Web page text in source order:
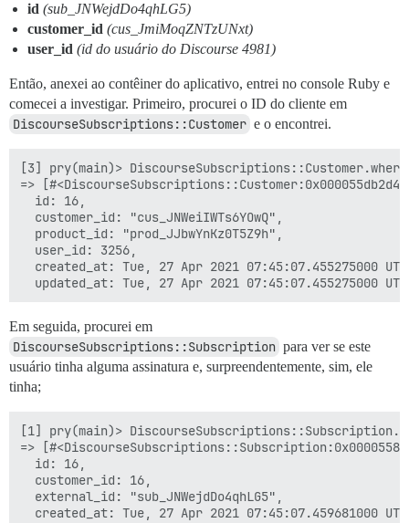
id (sub_JNWejdDo4qhLG5)
customer_id (cus_JmiMoqZNTzUNxt)
user_id (id do usuário do Discourse 4981)
Então, anexei ao contêiner do aplicativo, entrei no console Ruby e
comecei a investigar. Primeiro, procurei o ID do cliente em
DiscourseSubscriptions::Customer e o encontrei.
[3] pry(main)>
=>
  id: 16,
  customer_id: "cus_JNWeiIWTs6YOwQ",
  product_id: "prod_JJbwYnKz0T5Z9h",
  user_id: 3256,
created_at: Tue, 27 Apr 2021 07:45:07.455275000
Em seguida, procurei em
DiscourseSubscriptions::Subscription para ver se este
usuário tinha alguma assinatura e, surpreendentemente, sim, ele
tinha;
[1] pry(main)>
=>
  id: 16,
  customer_id: 16,
  external_id: "sub_JNWejdDo4qhLG5",
created_at: Tue, 27 Apr 2021 07:45:07.459681000